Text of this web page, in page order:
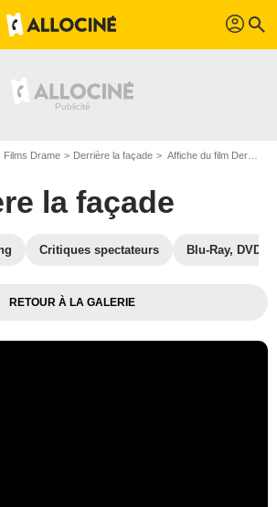
profil search
Films Drame Derrière la façade Affiche du film Derrière la façade - Photo 1
la façade
Critiques spectateurs Blu-Ray, DVD
RETOUR À LA GALERIE